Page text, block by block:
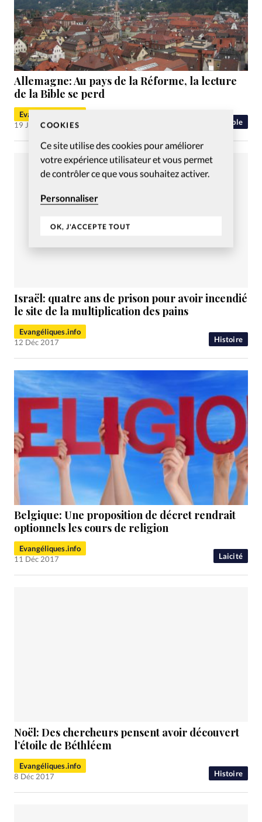
COOKIES
Ce site utilise des cookies pour améliorer
votre expérience utilisateur et vous permet
de contrôler ce que vous souhaitez activer.
Personnaliser
OK, J'ACCEPTE TOUT
Bible
Allemagne: Au pays de la Réforme, la lecture
de la Bible se perd
Evangéliques.info
19 Jan 2018
Histoire
Israël: quatre ans de prison pour avoir incendié
le site de la multiplication des pains
Evangéliques.info
12 Déc 2017
Laicité
Belgique: Une proposition de décret rendrait
optionnels les cours de religion
Evangéliques.info
11 Déc 2017
Histoire
Noël: Des chercheurs pensent avoir découvert
l’étoile de Béthléem
Evangéliques.info
8 Déc 2017